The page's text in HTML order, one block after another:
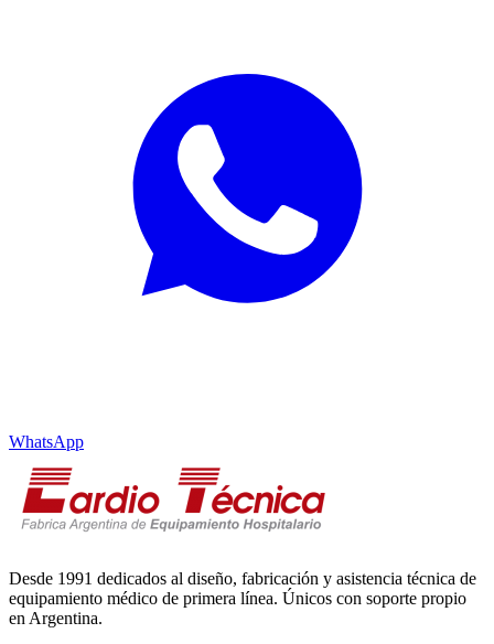
WhatsApp
Desde 1991 dedicados al diseño, fabricación y asistencia técnica de
equipamiento médico de primera línea. Únicos con soporte propio
en Argentina.